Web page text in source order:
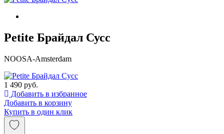
Petite Брайдал Сусс
NOOSA-Amsterdam
1 490 руб.
Добавить в избранное
Добавить в корзину
Купить в один клик